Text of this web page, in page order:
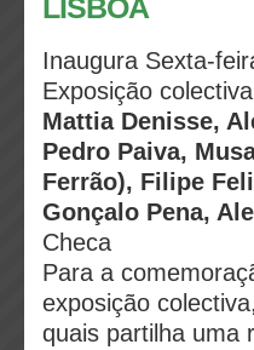
LISBOA
Inaugura Sexta-
Exposição
Mattia Denisse,
Pedro Paiva,
Ferrão), Filipe
Gonçalo Pena,
Checa
Para a
exposição
quais partilha uma